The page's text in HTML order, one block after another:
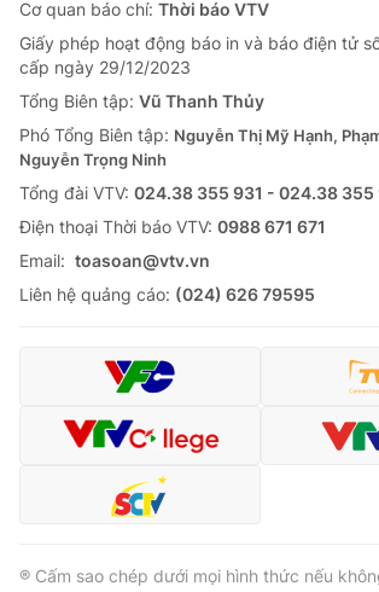
Cơ quan báo chí: Thời báo VTV
Giấy phép hoạt động báo in và báo điện tử
cấp ngày 29/12/2023
Tổng Biên tập: Vũ Thanh Thủy
Phó Tổng Biên tập: Nguyễn Thị Mỹ Hạnh,
Nguyễn Trọng Ninh
Tổng đài VTV: 024.38 355 931 - 024.38 355
Ðiện thoại Thời báo VTV: 0988 671 671
Email: toasoan@vtv.vn
Liên hệ quảng cáo: (024) 626 79595
® Cấm sao chép dưới mọi hình thức nếu